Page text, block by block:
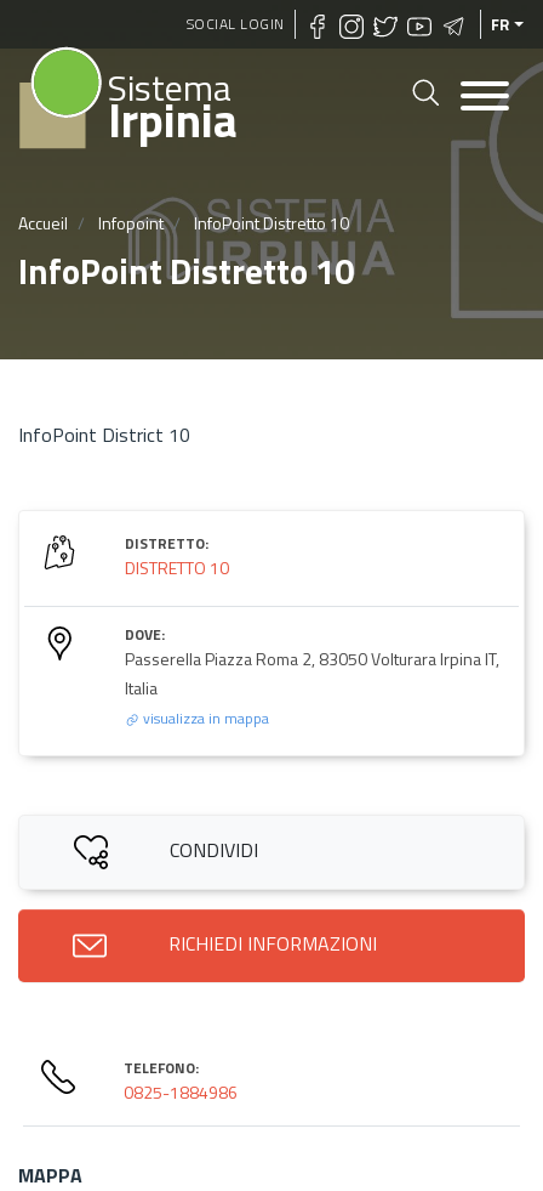
Aller
au
SOCIAL LOGIN FR
Sistema
Irpinia
Accueil Infopoint InfoPoint Distretto 10
InfoPoint Distretto 10
InfoPoint District 10
DISTRETTO:
DISTRETTO 10
DOVE:
Passerella Piazza Roma 2, 83050 Volturara Irpina IT,
Italia
visualizza in mappa
CONDIVIDI
RICHIEDI INFORMAZIONI
TELEFONO:
0825-1884986
MAPPA